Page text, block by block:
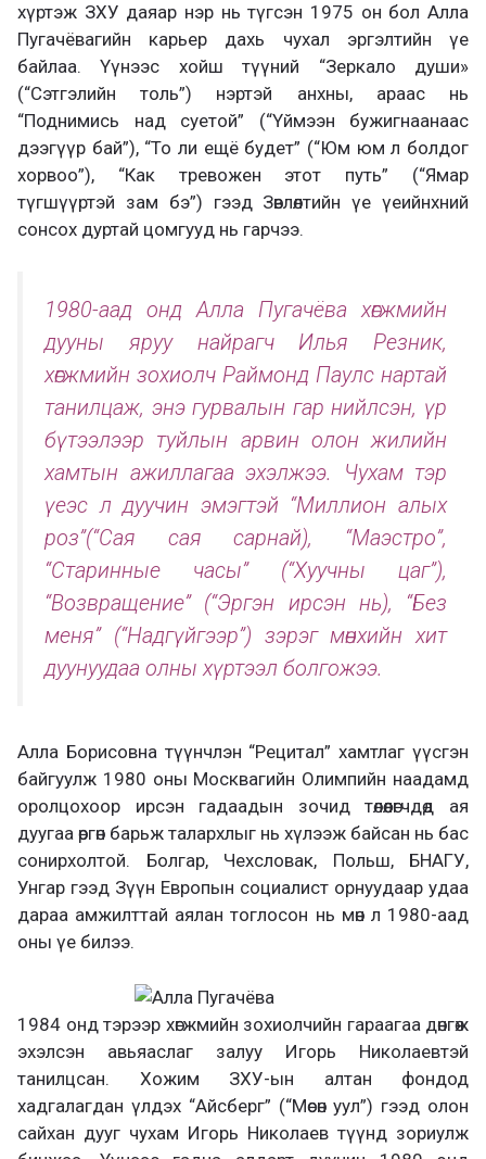
хүртэж ЗХУ даяар нэр нь түгсэн 1975 он бол Алла
Пугачёвагийн карьер дахь чухал эргэлтийн үе
байлаа. Үүнээс хойш түүний “Зеркало души»
(“Сэтгэлийн толь”) нэртэй анхны, араас нь
“Поднимись над суетой” (“Үймээн бужигнаанаас
дээгүүр бай”), “То ли ещё будет” (“Юм юм л болдог
хорвоо”), “Как тревожен этот путь” (“Ямар
түгшүүртэй зам бэ”) гээд Зөвлөлтийн үе үеийнхний
сонсох дуртай цомгууд нь гарчээ.
1980-аад онд Алла Пугачёва хөгжмийн
дууны яруу найрагч Илья Резник,
хөгжмийн зохиолч Раймонд Паулс нартай
танилцаж, энэ гурвалын гар нийлсэн, үр
бүтээлээр туйлын арвин олон жилийн
хамтын ажиллагаа эхэлжээ. Чухам тэр
үеэс л дуучин эмэгтэй “Миллион алых
роз”(“Сая сая сарнай), “Маэстро”,
“Старинные часы” (“Хуучны цаг”),
“Возвращение” (“Эргэн ирсэн нь), “Без
меня” (“Надгүйгээр”) зэрэг мөнхийн хит
дуунуудаа олны хүртээл болгожээ.
Алла Борисовна түүнчлэн “Рецитал” хамтлаг үүсгэн
байгуулж 1980 оны Москвагийн Олимпийн наадамд
оролцохоор ирсэн гадаадын зочид төлөөлөгчдөд ая
дуугаа өргөн барьж талархлыг нь хүлээж байсан нь бас
сонирхолтой. Болгар, Чехсловак, Польш, БНАГУ,
Унгар гээд Зүүн Европын социалист орнуудаар удаа
дараа амжилттай аялан тоглосон нь мөн л 1980-аад
оны үе билээ.
1984 онд тэрээр хөгжмийн зохиолчийн гараагаа дөнгөж
эхэлсэн авьяаслаг залуу Игорь Николаевтэй
танилцсан. Хожим ЗХУ-ын алтан фондод
хадгалагдан үлдэх “Айсберг” (“Мөсөн уул”) гээд олон
сайхан дууг чухам Игорь Николаев түүнд зориулж